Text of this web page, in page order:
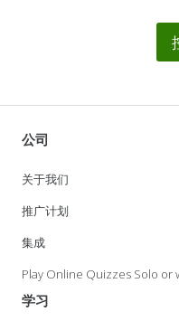
公司
关于我们
推广计划
集成
Play Online Quizzes Solo or
学习